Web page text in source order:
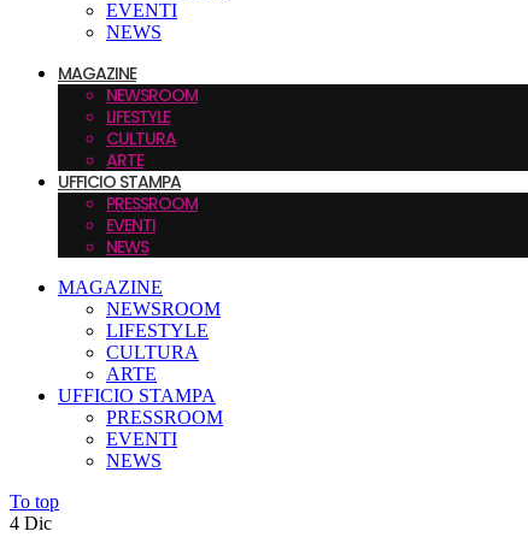
EVENTI
NEWS
MAGAZINE
NEWSROOM
LIFESTYLE
CULTURA
ARTE
UFFICIO STAMPA
PRESSROOM
EVENTI
NEWS
MAGAZINE
NEWSROOM
LIFESTYLE
CULTURA
ARTE
UFFICIO STAMPA
PRESSROOM
EVENTI
NEWS
To top
4 Dic